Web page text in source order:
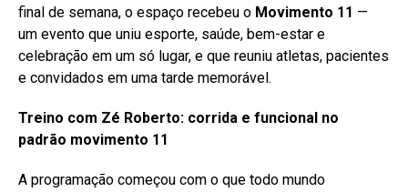
final de semana, o espaço recebeu o Movimento 11 —
um evento que uniu esporte, saúde, bem-estar e
celebração em um só lugar, e que reuniu atletas, pacientes
e convidados em uma tarde memorável.
Treino com Zé Roberto: corrida e funcional no
padrão movimento 11
A programação começou com o que todo mundo